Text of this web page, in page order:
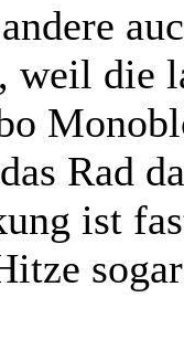
weil die
Rad
ist